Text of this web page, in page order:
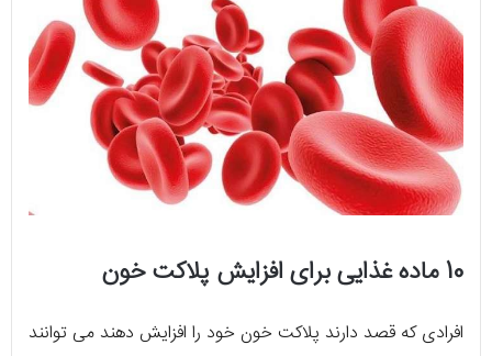
10 ماده غذایی برای افزایش پلاکت خون
افرادی که قصد دارند پلاکت خون خود را افزایش دهند می توانند